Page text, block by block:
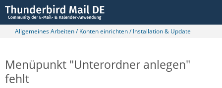
Allgemeines Arbeiten / Konten einrichten / Installation & Update
Menüpunkt "Unterordner anlegen"
fehlt